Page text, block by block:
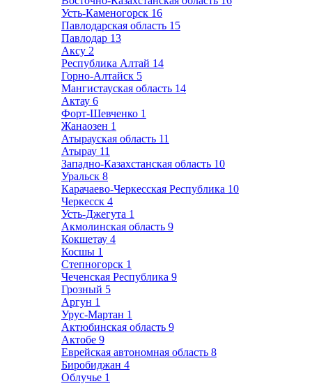
Усть-Каменогорск 16
Павлодарская область 15
Павлодар 13
Аксу 2
Республика Алтай 14
Горно-Алтайск 5
Мангистауская область 14
Актау 6
Форт-Шевченко 1
Жанаозен 1
Атырауская область 11
Атырау 11
Западно-Казахстанская область 10
Уральск 8
Карачаево-Черкесская Республика 10
Черкесск 4
Усть-Джегута 1
Акмолинская область 9
Кокшетау 4
Косшы 1
Степногорск 1
Чеченская Республика 9
Грозный 5
Аргун 1
Урус-Мартан 1
Актюбинская область 9
Актобе 9
Еврейская автономная область 8
Биробиджан 4
Облучье 1